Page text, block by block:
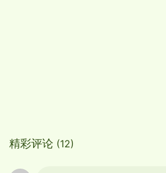
精彩评论 (12)